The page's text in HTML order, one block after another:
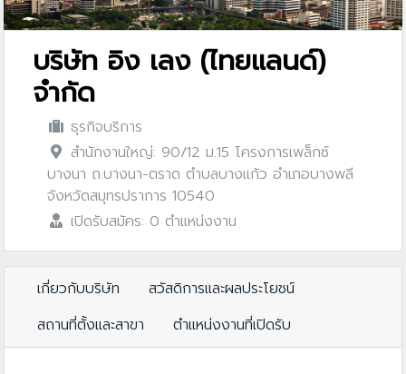
บริษัท อิง เลง (ไทยแลนด์)
จำกัด
ธุรกิจบริการ
สำนักงานใหญ่: 90/12 ม.15 โครงการเพล็กซ์
บางนา ถ.บางนา-ตราด ตำบลบางแก้ว อำเภอบางพลี
จังหวัดสมุทรปราการ 10540
เปิดรับสมัคร: 0 ตำแหน่งงาน
เกี่ยวกับบริษัท
สวัสดิการและผลประโยชน์
สถานที่ตั้งและสาขา
ตำแหน่งงานที่เปิดรับ